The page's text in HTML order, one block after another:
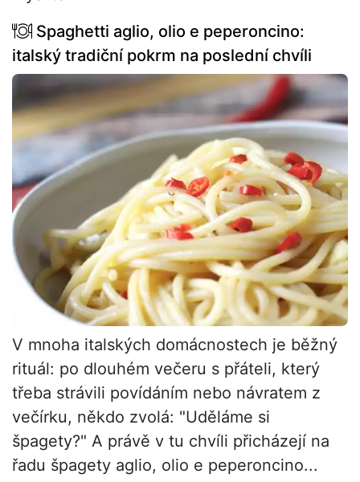
Spaghetti aglio, olio e peperoncino:
italský tradiční pokrm na poslední chvíli
V mnoha italských domácnostech je běžný
rituál: po dlouhém večeru s přáteli, který
třeba strávili povídáním nebo návratem z
večírku, někdo zvolá: "Uděláme si
špagety?" A právě v tu chvíli přicházejí na
řadu špagety aglio, olio e peperoncino...